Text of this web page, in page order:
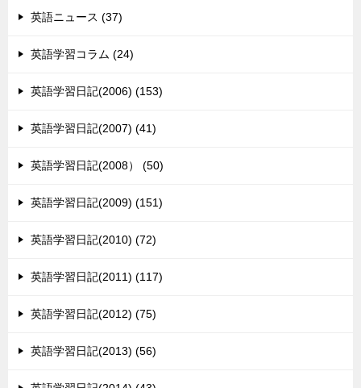
英語ニュース (37)
英語学習コラム (24)
英語学習日記(2006) (153)
英語学習日記(2007) (41)
英語学習日記(2008） (50)
英語学習日記(2009) (151)
英語学習日記(2010) (72)
英語学習日記(2011) (117)
英語学習日記(2012) (75)
英語学習日記(2013) (56)